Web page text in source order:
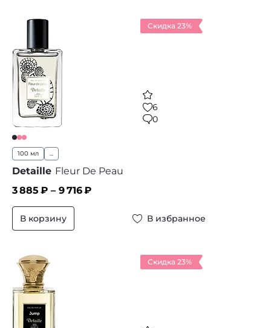
Скидка 23%
6
0
100 мл ...
Detaille Fleur De Peau
3 885 ₽ – 9 716₽
В корзину В избранное
Скидка 23%